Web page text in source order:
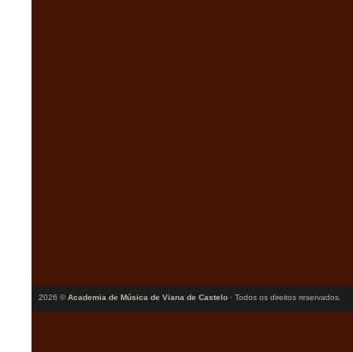
2026 ©Academia de Música de Viana de Castelo · Todos os direitos reservados.